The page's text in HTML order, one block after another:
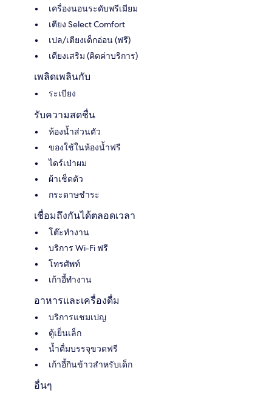
เครื่องนอนระดับพรีเมียม
เตียง Select Comfort
เปล/เตียงเด็กอ่อน (ฟรี)
เตียงเสริม (คิดค่าบริการ)
เพลิดเพลินกับ
ระเบียง
รับความสดชื่น
ห้องน้ำส่วนตัว
ของใช้ในห้องน้ำฟรี
ไดร์เป่าผม
ผ้าเช็ดตัว
กระดาษชำระ
เชื่อมถึงกันได้ตลอดเวลา
โต๊ะทำงาน
บริการ Wi-Fi ฟรี
โทรศัพท์
เก้าอี้ทำงาน
อาหารและเครื่องดื่ม
บริการแชมเปญ
ตู้เย็นเล็ก
น้ำดื่มบรรจุขวดฟรี
เก้าอี้กินข้าวสำหรับเด็ก
อื่นๆ